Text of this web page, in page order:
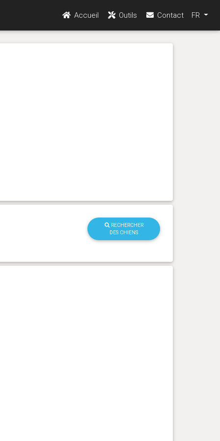
Accueil Outils Contact FR
RECHERCHER
DES CHIENS